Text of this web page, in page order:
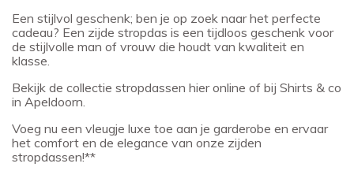
Een stijlvol geschenk; ben je op zoek naar het perfecte
cadeau? Een zijde stropdas is een tijdloos geschenk voor
de stijlvolle man of vrouw die houdt van kwaliteit en
klasse.
Bekijk de collectie stropdassen hier online of bij Shirts & co
in Apeldoorn.
Voeg nu een vleugje luxe toe aan je garderobe en ervaar
het comfort en de elegance van onze zijden
stropdassen!**